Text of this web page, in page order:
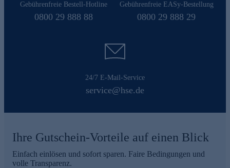
Gebührenfreie Bestell-Hotline
0800 29 888 88
Gebührenfreie EASy-Bestellung
0800 29 888 29
24/7 E-Mail-Service
service@hse.de
Ihre Gutschein-Vorteile auf einen Blick
Einfach einlösen und sofort sparen. Faire Bedingungen und
volle Transparenz.